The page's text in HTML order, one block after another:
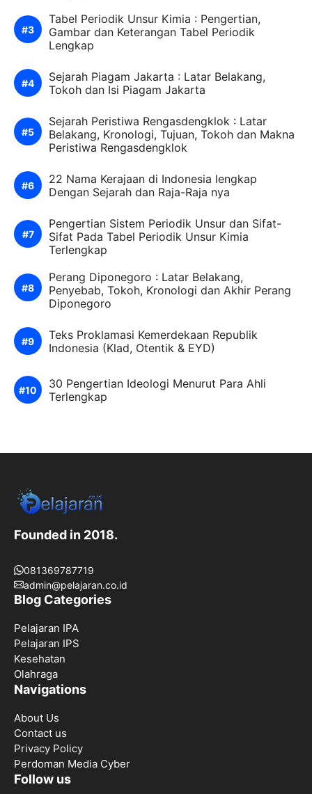
Tabel Periodik Unsur Kimia : Pengertian,
Gambar dan Keterangan Tabel Periodik
Lengkap
Sejarah Piagam Jakarta : Latar Belakang,
Tokoh dan Isi Piagam Jakarta
Sejarah Peristiwa Rengasdengklok : Latar
Belakang, Kronologi, Tujuan, Tokoh dan Makna
Peristiwa Rengasdengklok
22 Nama Kerajaan di Indonesia lengkap
Dengan Sejarah dan Raja-Raja nya
Pengertian Sistem Periodik Unsur dan Sifat-
Sifat Pada Tabel Periodik Unsur Kimia
Terlengkap
Perang Diponegoro : Latar Belakang,
Penyebab, Tokoh, Kronologi dan Akhir Perang
Diponegoro
Teks Proklamasi Kemerdekaan Republik
Indonesia (Klad, Otentik & EYD)
30 Pengertian Ideologi Menurut Para Ahli
Terlengkap
Founded in 2018.
081369787719
admin@pelajaran.co.id
Blog Categories
Pelajaran IPA
Pelajaran IPS
Kesehatan
Olahraga
Navigations
About Us
Contact us
Privacy Policy
Perdoman Media Cyber
Follow us